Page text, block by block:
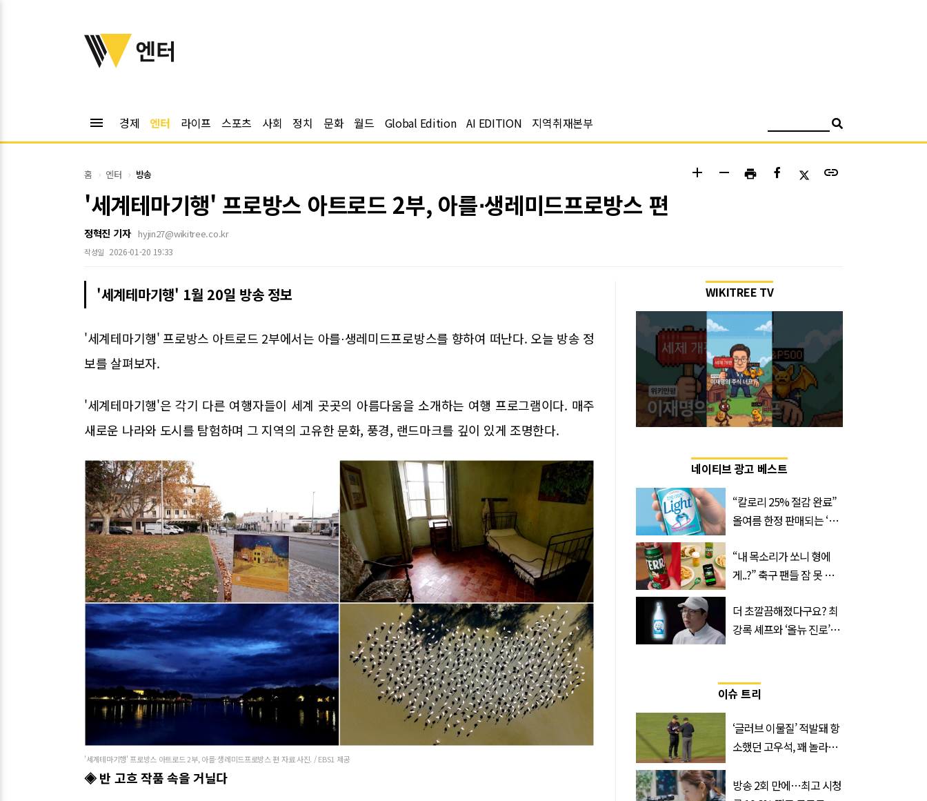
위키트리
엔터
menu 경제 엔터 라이프 스포츠 사회 정치 문화 월드 Global Edition AI EDITION 지역취재본부
홈 엔터 방송 add remove print link
'세계테마기행' 프로방스 아트로드 2부, 아를⋅생레미드프로방스 편
정혁진 기자 hyjin27@wikitree.co.kr
작성일 2026-01-20 19:33
'세계테마기행' 1월 20일 방송 정보
'세계테마기행' 프로방스 아트로드 2부에서는 아를⋅생레미드프로방스를 향하여 떠난다. 오늘 방송 정
보를 살펴보자.
'세계테마기행'은 각기 다른 여행자들이 세계 곳곳의 아름다움을 소개하는 여행 프로그램이다. 매주
새로운 나라와 도시를 탐험하며 그 지역의 고유한 문화, 풍경, 랜드마크를 깊이 있게 조명한다.
'세계테마기행' 프로방스 아트로드 2부, 아를⋅생레미드프로방스 편 자료 사진. / EBS1 제공
◈ 반 고흐 작품 속을 거닐다
WIKITREE TV
네이티브 광고 베스트
“칼로리 25% 절감 완료”
올여름 한정 판매되는 ‘최
“내 목소리가 쏘니 형에
게..?” 축구 팬들 잠 못 들
트
더 초깔끔해졌다구요? 최
강록 셰프와 ‘올뉴 진로’의
이슈 트리
‘글러브 이물질’ 적발돼 항
소했던 고우석, 꽤 놀라운
방송 2회 만에…최고 시청